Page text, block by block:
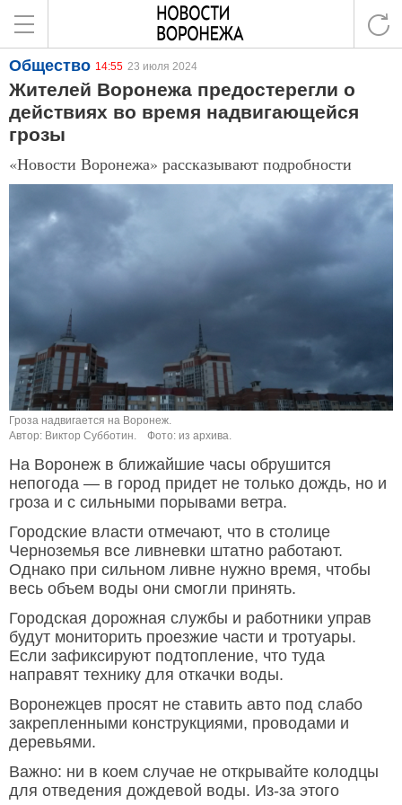
Общество 14:55 23 июля 2024
Жителей Воронежа предостерегли о
действиях во время надвигающейся
грозы
«Новости Воронежа» рассказывают подробности
Гроза надвигается на Воронеж.
Автор: Виктор Субботин.
Фото: из архива.
На Воронеж в ближайшие часы обрушится
непогода — в город придет не только дождь, но и
гроза и с сильными порывами ветра.
Городские власти отмечают, что в столице
Черноземья все ливневки штатно работают.
Однако при сильном ливне нужно время, чтобы
весь объем воды они смогли принять.
Городская дорожная службы и работники управ
будут мониторить проезжие части и тротуары.
Если зафиксируют подтопление, что туда
направят технику для откачки воды.
Воронежцев просят не ставить авто под слабо
закрепленными конструкциями, проводами и
деревьями.
Важно: ни в коем случае не открывайте колодцы
для отведения дождевой воды. Из-за этого